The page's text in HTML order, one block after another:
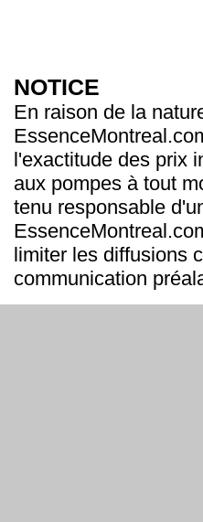
NOTICE
En raison de la
l'exactitude des prix
aux pompes à tout
tenu responsable
limiter les diffusions
communication